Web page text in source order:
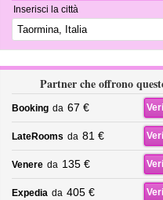
Inserisci la città
Partner che offrono
Booking da 67 €
LateRooms da 81 €
Venere da 135 €
Expedia da 405 €